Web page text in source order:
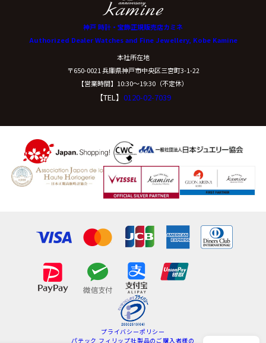
神戸 時計・宝飾正規販売店カミネ
Authorized Dealer Watches and Fine Jewellery, Kobe Kamine
本社所在地
〒650-0021 兵庫県神戸市中央区三宮町3-1-22
【営業時間】10:30〜19:30（不定休）
【TEL】 0120-02-7039
プライバシーポリシー
パテック フィリップ社製品のご購入者様の